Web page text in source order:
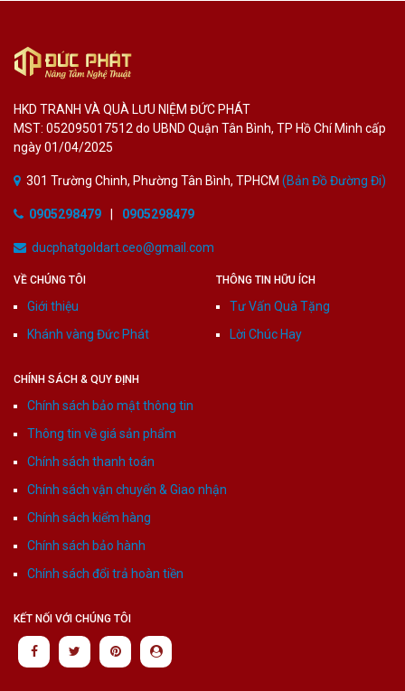
HKD TRANH VÀ QUÀ LƯU NIỆM ĐỨC PHÁT
MST: 052095017512 do UBND Quận Tân Bình, TP Hồ Chí Minh cấp
ngày 01/04/2025
301 Trường Chinh, Phường Tân Bình, TPHCM (Bản Đồ Đường Đi)
0905298479 0905298479
ducphatgoldart.ceo@gmail.com
VỀ CHÚNG TÔI
Giới thiệu
Khánh vàng Đức Phát
THÔNG TIN HỮU ÍCH
Tư Vấn Quà Tặng
Lời Chúc Hay
CHÍNH SÁCH & QUY ĐỊNH
Chính sách bảo mật thông tin
Thông tin về giá sản phẩm
Chính sách thanh toán
Chính sách vận chuyển & Giao nhận
Chính sách kiểm hàng
Chính sách bảo hành
Chính sách đổi trả hoàn tiền
KẾT NỐI VỚI CHÚNG TÔI